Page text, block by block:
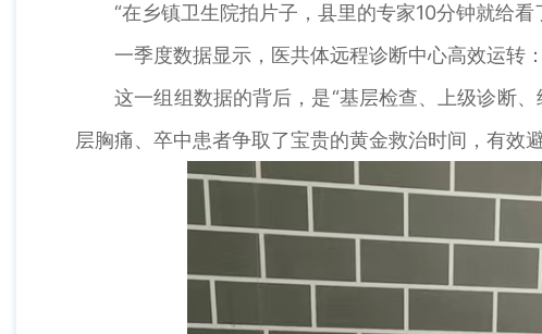
“在乡镇卫生院拍片子，县里的专家10分钟就给看
一季度数据显示，医共体远程诊断中心高效运转：
这一组组数据的背后，是“基层检查、上级诊断、
层胸痛、卒中患者争取了宝贵的黄金救治时间，有效